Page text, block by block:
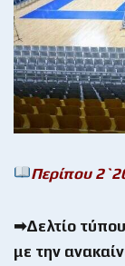
Περίπου
➡Δελτίο
με την